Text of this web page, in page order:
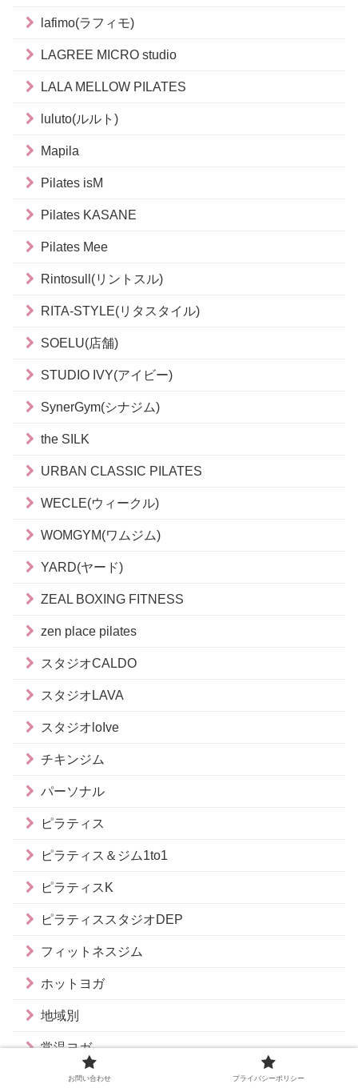
lafimo(ラフィモ)
LAGREE MICRO studio
LALA MELLOW PILATES
luluto(ルルト)
Mapila
Pilates isM
Pilates KASANE
Pilates Mee
Rintosull(リントスル)
RITA-STYLE(リタスタイル)
SOELU(店舗)
STUDIO IVY(アイビー)
SynerGym(シナジム)
the SILK
URBAN CLASSIC PILATES
WECLE(ウィークル)
WOMGYM(ワムジム)
YARD(ヤード)
ZEAL BOXING FITNESS
zen place pilates
スタジオCALDO
スタジオLAVA
スタジオloIve
チキンジム
パーソナル
ピラティス
ピラティス＆ジム1to1
ピラティスK
ピラティススタジオDEP
フィットネスジム
ホットヨガ
地域別
常温ヨガ
最新フィットネス・エステ
お問い合わせ プライバシーポリシー